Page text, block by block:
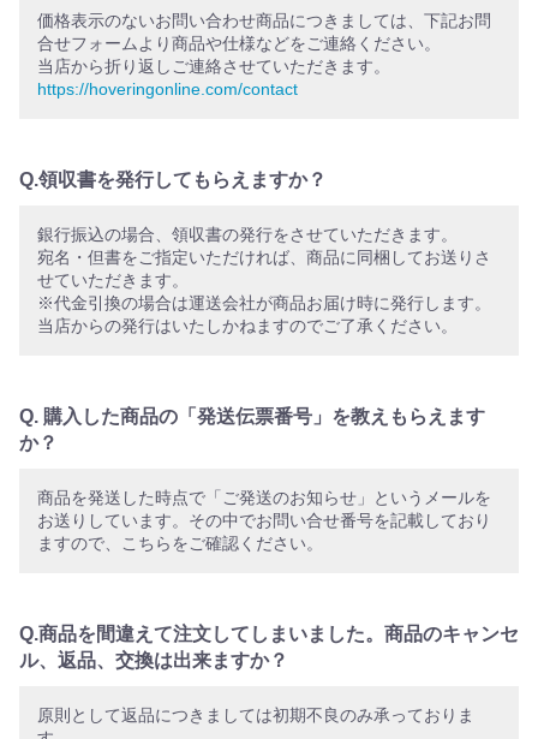
価格表示のないお問い合わせ商品につきましては、下記お問
合せフォームより商品や仕様などをご連絡ください。
当店から折り返しご連絡させていただきます。
https://hoveringonline.com/contact
Q.領収書を発行してもらえますか？
銀行振込の場合、領収書の発行をさせていただきます。
宛名・但書をご指定いただければ、商品に同梱してお送りさ
せていただきます。
※代金引換の場合は運送会社が商品お届け時に発行します。
当店からの発行はいたしかねますのでご了承ください。
Q. 購入した商品の「発送伝票番号」を教えもらえます
か？
商品を発送した時点で「ご発送のお知らせ」というメールを
お送りしています。その中でお問い合せ番号を記載しており
ますので、こちらをご確認ください。
Q.商品を間違えて注文してしまいました。商品のキャンセ
ル、返品、交換は出来ますか？
原則として返品につきましては初期不良のみ承っておりま